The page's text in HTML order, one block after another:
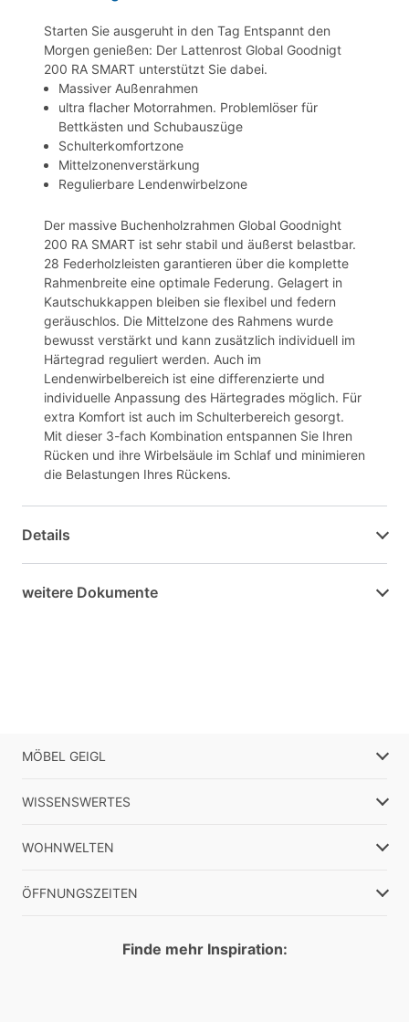
Starten Sie ausgeruht in den Tag Entspannt den
Morgen genießen: Der Lattenrost Global Goodnigt
200 RA SMART unterstützt Sie dabei.
Massiver Außenrahmen
ultra flacher Motorrahmen. Problemlöser für
Bettkästen und Schubauszüge
Schulterkomfortzone
Mittelzonenverstärkung
Regulierbare Lendenwirbelzone
Der massive Buchenholzrahmen Global Goodnight
200 RA SMART ist sehr stabil und äußerst belastbar.
28 Federholzleisten garantieren über die komplette
Rahmenbreite eine optimale Federung. Gelagert in
Kautschukkappen bleiben sie flexibel und federn
geräuschlos. Die Mittelzone des Rahmens wurde
bewusst verstärkt und kann zusätzlich individuell im
Härtegrad reguliert werden. Auch im
Lendenwirbelbereich ist eine differenzierte und
individuelle Anpassung des Härtegrades möglich. Für
extra Komfort ist auch im Schulterbereich gesorgt.
Mit dieser 3-fach Kombination entspannen Sie Ihren
Rücken und ihre Wirbelsäule im Schlaf und minimieren
die Belastungen Ihres Rückens.
Details
weitere Dokumente
MÖBEL GEIGL
WISSENSWERTES
WOHNWELTEN
ÖFFNUNGSZEITEN
Finde mehr Inspiration: